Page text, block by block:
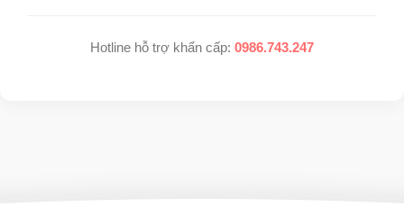
Hotline hỗ trợ khẩn cấp: 0986.743.247